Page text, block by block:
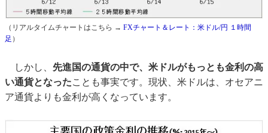
（リアルタイムチャートはこちら → FXチャート＆レート：米ドル/円 １時間
足 ）
しかし、 先進国の通貨の中で、米ドルがもっとも金利の高
い通貨となったことも事実です。現状、米ドルは、オセアニ
ア通貨よりも金利が高くなっています。